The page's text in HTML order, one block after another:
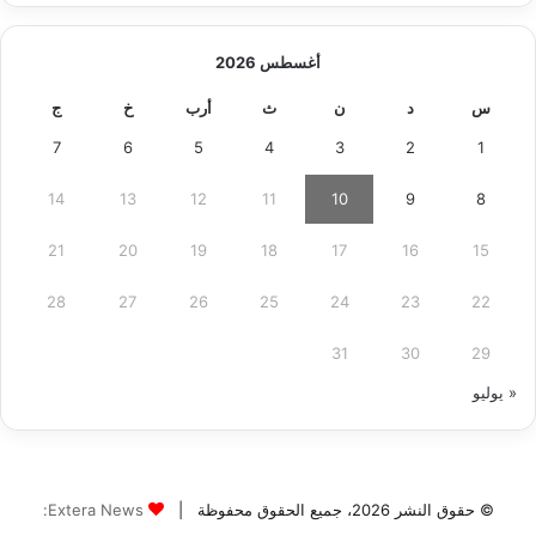
أغسطس 2026
س د ن ث أرب خ ج
1
2
3
4
5
6
7
8
9
10
11
12
13
14
15
16
17
18
19
20
21
22
23
24
25
26
27
28
29
30
31
« يوليو
© حقوق النشر 2026، جميع الحقوق محفوظة | Extera News: